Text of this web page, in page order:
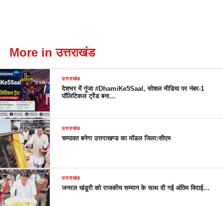
More in उत्तराखंड
उत्तराखंड
देशभर में गूंजा #DhamiKe5Saal, सोशल मीडिया पर नंबर-1
पॉलिटिकल ट्रेंड बना…
उत्तराखंड
चम्पावत बनेगा उत्तराखण्ड का मॉडल जिला:सीएम
उत्तराखंड
जनरल खंडूरी को राजकीय सम्मान के साथ दी गई अंतिम विदाई…